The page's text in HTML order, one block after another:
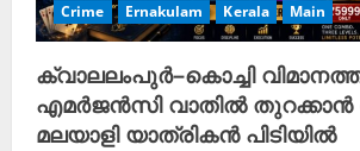
Crime Ernakulam Kerala Main
ക്വാലലംപുർ–കൊച്ചി
എമർജൻസി വാതിൽ തുറക്കാൻ
മലയാളി യാത്രികൻ പിടിയിൽ